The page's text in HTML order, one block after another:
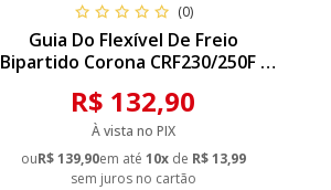
(0)
Guia Do Flexível De Freio
Bipartido Corona CRF230/250F -
R$ 132,90
À vista no PIX
ouR$ 139,90em até 10xde R$ 13,99
sem juros no cartão